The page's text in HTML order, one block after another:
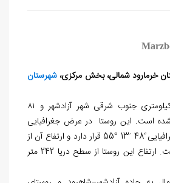
خرمارود شمالی، بخش مرکزی، شهرستان
روستای مرزبن در ۶ کیلومتری جنوب شرقی شهر آزادشهر و ۸۱
شده است. این روستا در عرض جغرافیایی
ً44 َ3 °37 و طول جغرافیایی ً48 َ13 °55 قرار دارد و ارتفاع آن از
سطح دریا ۲۴۲ متر است. ارتفاع این روستا از سطح دریا 242 متر